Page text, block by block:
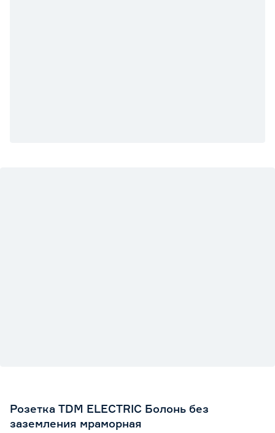
Розетка TDM ELECTRIC Болонь без
заземления мраморная